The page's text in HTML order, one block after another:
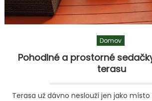
Domov
Pohodlné a prostorné
terasu
Terasa už dávno neslouží jen jako